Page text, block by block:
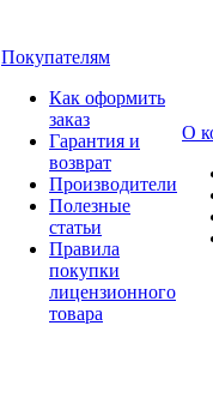
Покупателям
Как оформить
заказ
Гарантия и
возврат
Производители
Полезные
статьи
Правила
покупки
лицензионного
товара
О